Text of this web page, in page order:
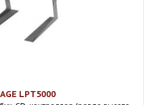
LPT5000